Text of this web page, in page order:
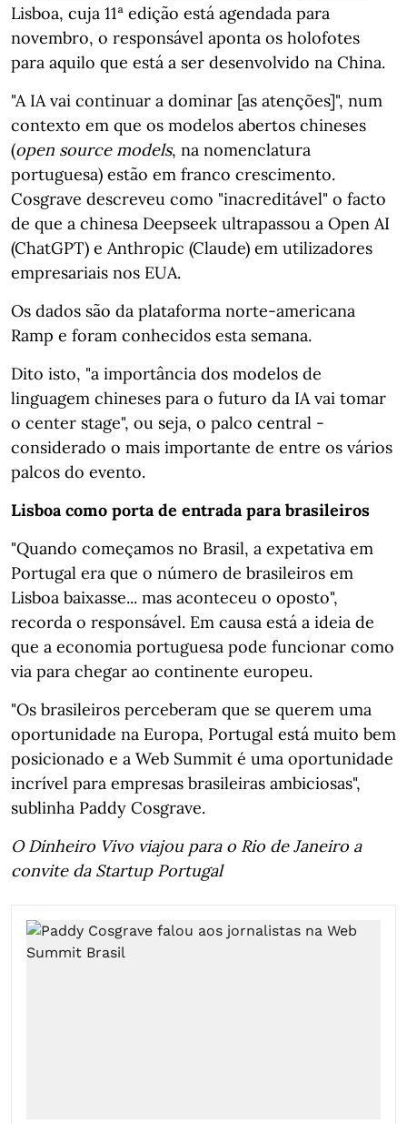
Lisboa, cuja 11ª edição está agendada para
novembro, o responsável aponta os holofotes
para aquilo que está a ser desenvolvido na China.
"A IA vai continuar a dominar [as atenções]", num
contexto em que os modelos abertos chineses
(open source models, na nomenclatura
portuguesa) estão em franco crescimento.
Cosgrave descreveu como "inacreditável" o facto
de que a chinesa Deepseek ultrapassou a Open AI
(ChatGPT) e Anthropic (Claude) em utilizadores
empresariais nos EUA.
Os dados são da plataforma norte-americana
Ramp e foram conhecidos esta semana.
Dito isto, "a importância dos modelos de
linguagem chineses para o futuro da IA vai tomar
o center stage", ou seja, o palco central -
considerado o mais importante de entre os vários
palcos do evento.
Lisboa como porta de entrada para brasileiros
"Quando começamos no Brasil, a expetativa em
Portugal era que o número de brasileiros em
Lisboa baixasse... mas aconteceu o oposto",
recorda o responsável. Em causa está a ideia de
que a economia portuguesa pode funcionar como
via para chegar ao continente europeu.
"Os brasileiros perceberam que se querem uma
oportunidade na Europa, Portugal está muito bem
posicionado e a Web Summit é uma oportunidade
incrível para empresas brasileiras ambiciosas",
sublinha Paddy Cosgrave.
O Dinheiro Vivo viajou para o Rio de Janeiro a
convite da Startup Portugal